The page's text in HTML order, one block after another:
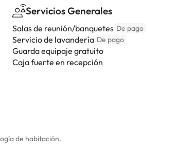
Servicios Generales
Salas de reunión/banquetes De pago
Servicio de lavandería De pago
Guarda equipaje gratuito
Caja fuerte en recepción
de habitación.